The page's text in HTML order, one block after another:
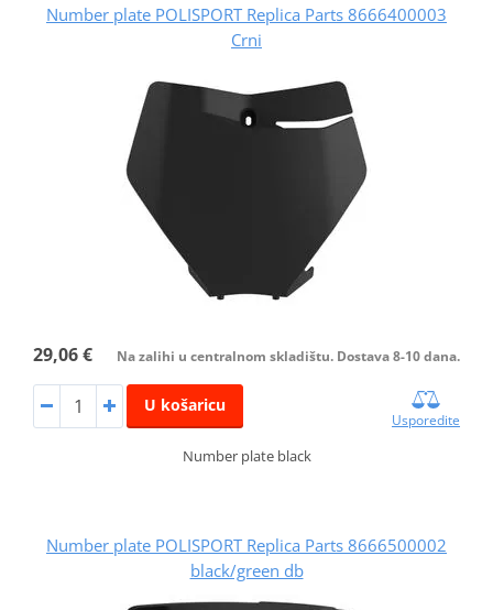
Number plate POLISPORT Replica Parts 8666400003
Crni
29,06 € Na zalihi u centralnom skladištu. Dostava 8-10 dana.
U košaricu
Usporedite
Number plate black
Number plate POLISPORT Replica Parts 8666500002
black/green db